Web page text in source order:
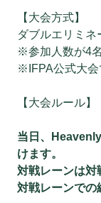
【大会方式】
ダブルエリミネ
※参加人数が4
※IFPA公式大会
【大会ルール】
当日、
けます。
対戦レーンは対
対戦レーンでの